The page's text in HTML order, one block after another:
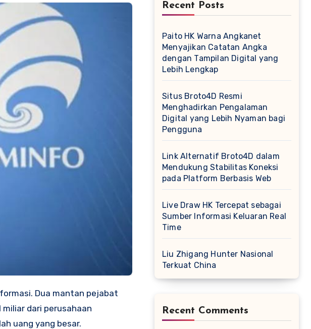
miliar dari perusahaan
uang yang besar.
Recent Posts
Paito HK Warna Angkanet
Menyajikan Catatan Angka
dengan Tampilan Digital yang
Lebih Lengkap
Situs Broto4D Resmi
Menghadirkan Pengalaman
Digital yang Lebih Nyaman bagi
Pengguna
Link Alternatif Broto4D dalam
Mendukung Stabilitas Koneksi
pada Platform Berbasis Web
Live Draw HK Tercepat sebagai
Sumber Informasi Keluaran Real
Time
Liu Zhigang Hunter Nasional
Terkuat China
Recent Comments